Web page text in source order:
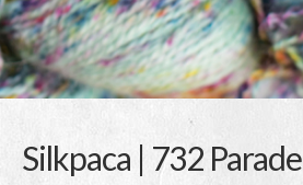
Silkpaca | 732 Parade